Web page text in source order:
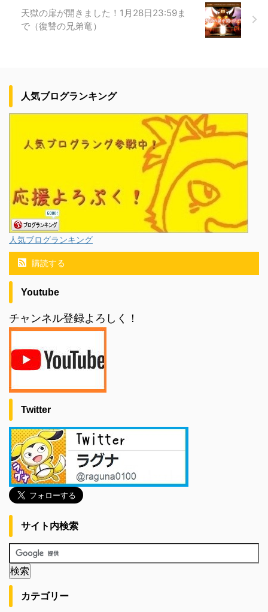
天獄の扉が開きました！1月28日23:59ま
で（復讐の兄弟竜）
人気ブログランキング
人気ブログランキング
購読する
Youtube
チャンネル登録よろしく！
Twitter
サイト内検索
カテゴリー